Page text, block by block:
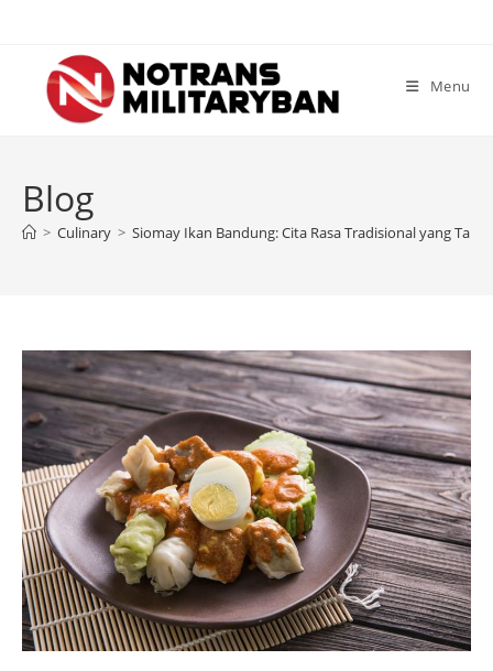
content
Menu
Blog
> Culinary > Siomay Ikan Bandung: Cita Rasa Tradisional yang Tak